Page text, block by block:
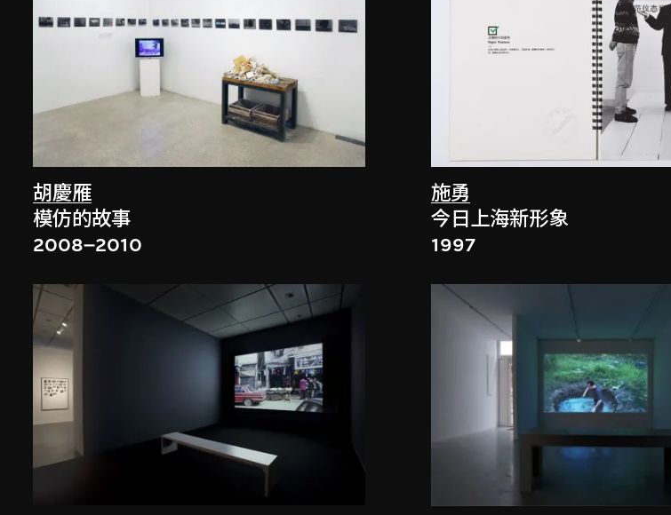
胡慶雁
模仿的故事
2008–2010
施勇
今日上海新形象
1997